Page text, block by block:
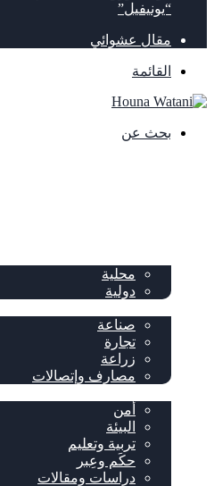
“يونيفيل”
مقال عشوائي
القائمة
بحث عن
محلية
دولية
صناعة
تجارة
زراعة
مصارف وإتصالات
أمن
البيئة
تربية وتعليم
حكَم وعِبر
دراسات ومقالات